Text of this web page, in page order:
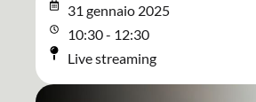
31 gennaio 2025
10:30 - 12:30
Live streaming